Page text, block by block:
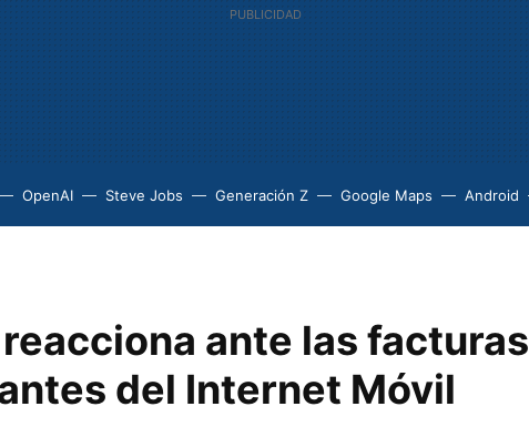
OpenAI Steve Jobs Generación Z Google Maps Android
reacciona ante las facturas
del Internet Móvil